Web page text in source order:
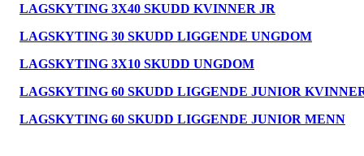
LAGSKYTING 3X40 SKUDD KVINNER JR
LAGSKYTING 30 SKUDD LIGGENDE UNGDOM
LAGSKYTING 3X10 SKUDD UNGDOM
LAGSKYTING 60 SKUDD LIGGENDE JUNIOR
LAGSKYTING 60 SKUDD LIGGENDE JUNIOR MENN